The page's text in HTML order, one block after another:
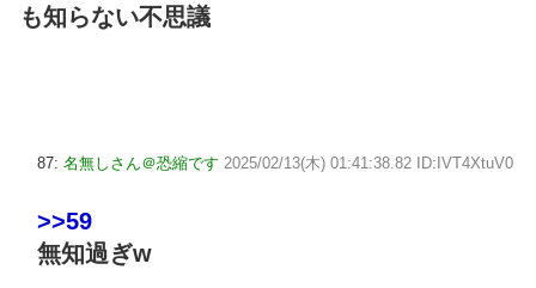
も知らない不思議
87: 名無しさん＠恐縮です 2025/02/13(木) 01:41:38.82 ID:IVT4XtuV0
>>59
無知過ぎw